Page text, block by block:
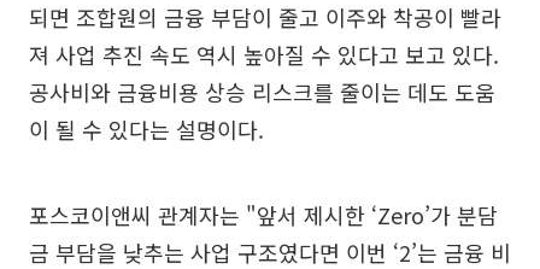
되면 조합원의 금융 부담이 줄고 이주와 착공이 빨라
져 사업 추진 속도 역시 높아질 수 있다고 보고 있다.
공사비와 금융비용 상승 리스크를 줄이는 데도 도움
이 될 수 있다는 설명이다.
포스코이앤씨 관계자는 "앞서 제시한 ‘Zero’가 분담
금 부담을 낮추는 사업 구조였다면 이번 ‘2’는 금융 비